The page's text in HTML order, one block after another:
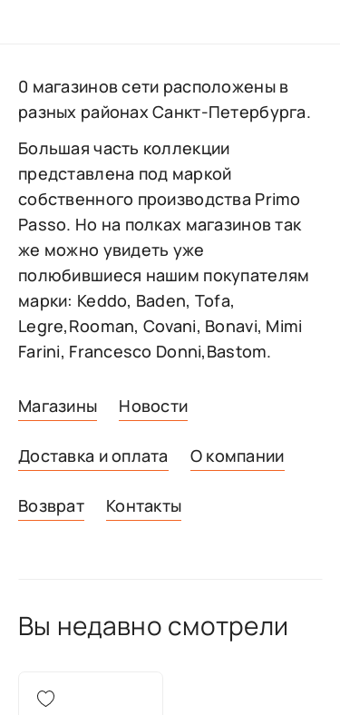
Магазины Новости
Доставка и оплата О компании
Возврат Контакты
0 магазинов сети расположены в
разных районах Санкт-Петербурга.
Большая часть коллекции
представлена под маркой
собственного производства Primo
Passo. Но на полках магазинов так
же можно увидеть уже
полюбившиеся нашим покупателям
марки: Keddo, Baden, Tofa,
Legre,Rooman, Covani, Bonavi, Mimi
Farini, Francesco Donni,Bastom.
Вы недавно смотрели